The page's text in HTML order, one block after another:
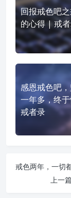
回报戒色吧
的心得 | 戒
感恩戒色吧
一年多，终
戒者录
上一篇